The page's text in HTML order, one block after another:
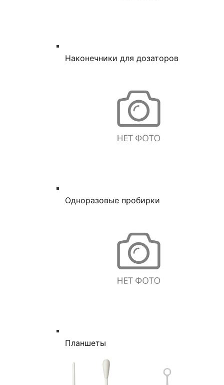
Наконечники для дозаторов
Одноразовые пробирки
Планшеты